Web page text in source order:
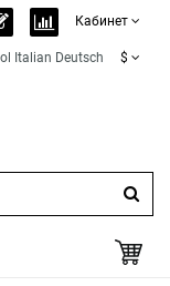
Кабинет
Italian Deutsch $